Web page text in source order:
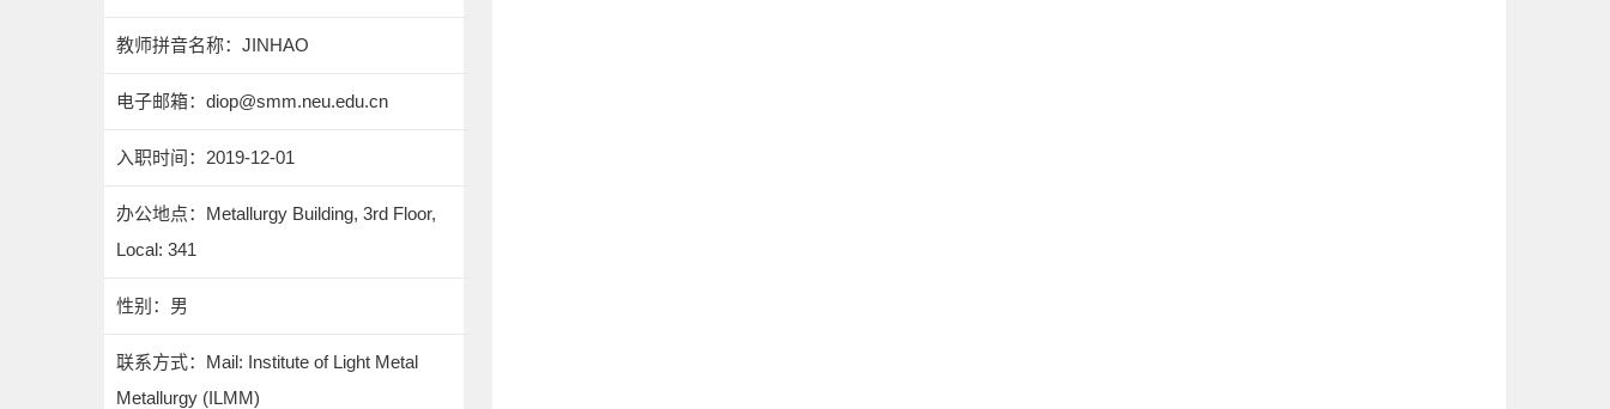
教师拼音名称：JINHAO
电子邮箱： diop@smm.neu.edu.cn
入职时间：2019-12-01
办公地点：Metallurgy Building, 3rd Floor,
Local: 341
性别：男
联系方式： Mail: Institute of Light Metal
Metallurgy (ILMM)